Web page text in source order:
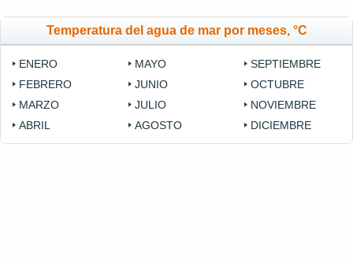
Temperatura del agua de mar por meses, °C
ENERO
FEBRERO
MARZO
ABRIL
MAYO
JUNIO
JULIO
AGOSTO
SEPTIEMBRE
OCTUBRE
NOVIEMBRE
DICIEMBRE